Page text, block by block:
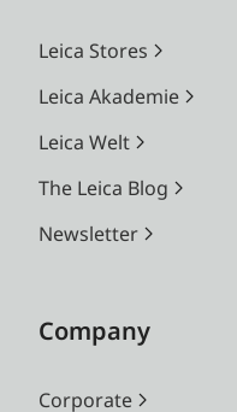
Leica Stores
Leica Akademie
Leica Welt
The Leica Blog
Newsletter
Company
Corporate